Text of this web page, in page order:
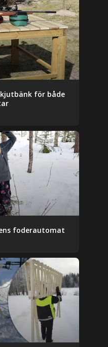
för både
foderautomat